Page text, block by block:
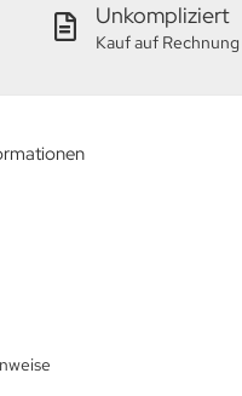
Unkompliziert
Kauf auf Rechnung